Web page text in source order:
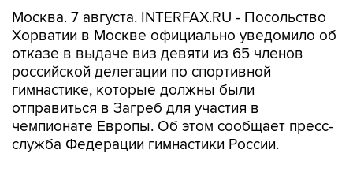
отказе в выдаче виз девяти из 65 членов
российской делегации по спортивной
гимнастике, которые должны были
отправиться в Загреб для участия в
чемпионате Европы. Об этом сообщает пресс-
служба Федерации гимнастики России.
Среди тех, кому отказали в визе, — лидеры